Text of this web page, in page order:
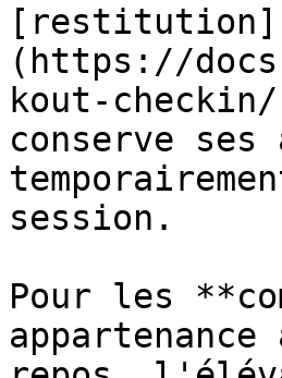
[restitution]
(https://
kout-
conserve
session.
Pour les